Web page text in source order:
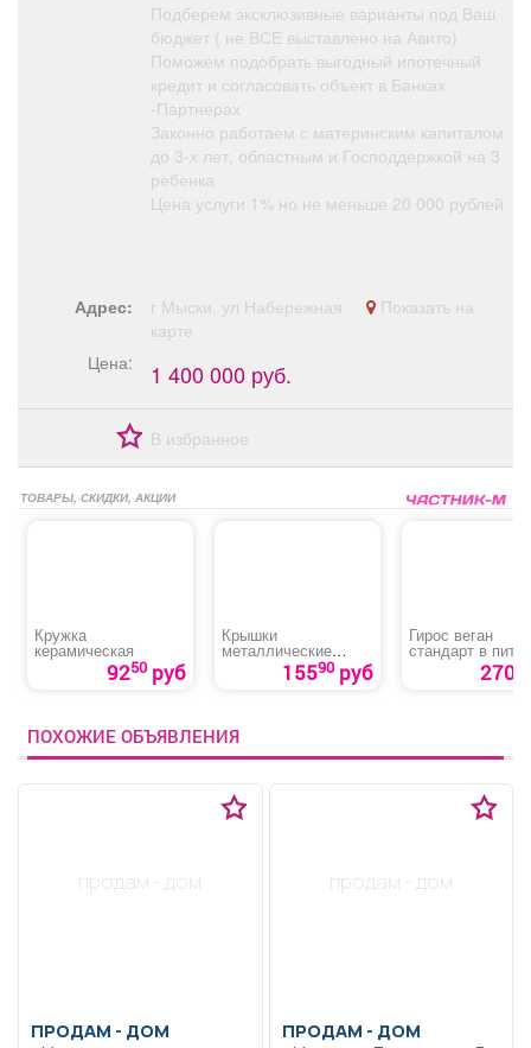
Подберем эксклюзивные варианты под Ваш
бюджет ( не ВСЕ выставлено на Авито)
Поможем подобрать выгодный ипотечный
кредит и согласовать объект в Банках
-Партнерах
Законно работаем с материнским капиталом
до 3-х лет, областным и Господдержкой на 3
ребенка
Цена услуги 1% но не меньше 20 000 рублей
Адрес: г Мыски, ул Набережная
Показать на
карте
Цена:
1 400 000 руб.
В избранное
ТОВАРЫ, СКИДКИ, АКЦИИ
Кружка
керамическая
9250руб
Крышки
металлические
лакированные
15590руб
Гирос веган
стандарт в пите
270
ПОХОЖИЕ ОБЪЯВЛЕНИЯ
продам - дом
ПРОДАМ - ДОМ
продам - дом
ПРОДАМ - ДОМ